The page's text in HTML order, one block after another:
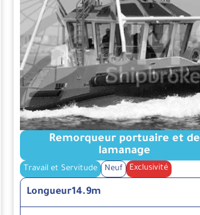
Remorqueur portuaire et de
lamanage
Travail et Servitude Neuf Exclusivité
Longueur14.9m